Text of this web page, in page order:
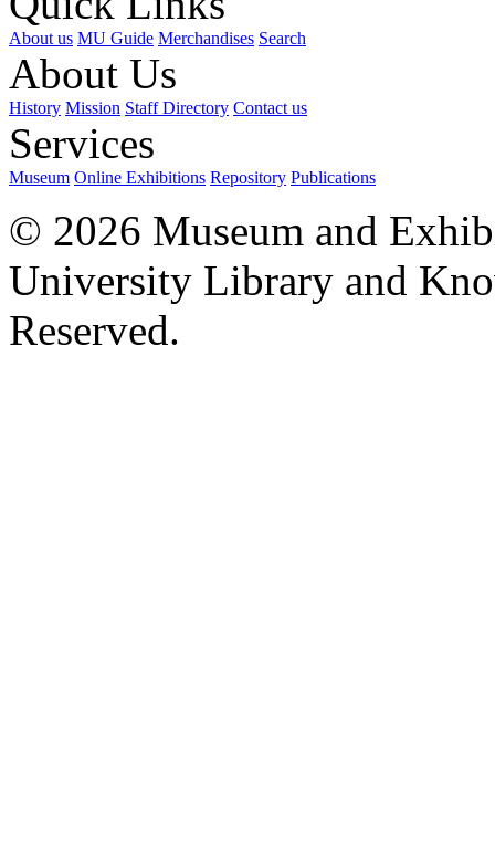
About us MU Guide Merchandises Search
About Us
History Mission Staff Directory Contact us
Services
Museum Online Exhibitions Repository Publications
© 2026 Museum and
University Library and
Reserved.